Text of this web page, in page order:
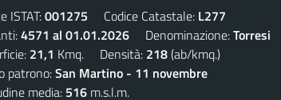
ISTAT:001275 Codice Catastale: L277
4571 al 01.01.2026 Denominazione:Torresi
21,1 Kmq. Densità: 218(ab/kmq.)
patrono:San Martino - 11 novembre
media: 516 m.s.l.m.